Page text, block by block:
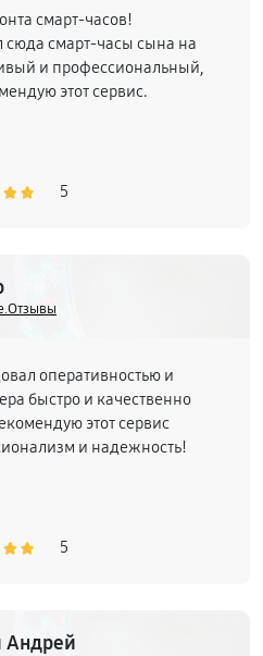
смарт-часов!
сюда смарт-часы сына на
и профессиональный,
этот сервис.
5
оперативностью и
быстро и качественно
этот сервис
и надежность!
5
Андрей